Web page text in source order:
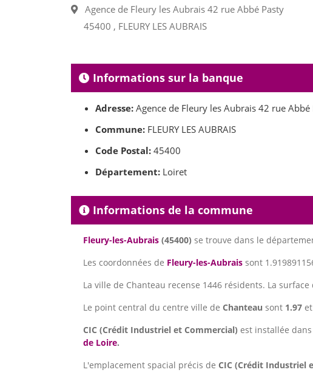
Agence de Fleury les Aubrais 42 rue Abbé Pasty
45400 , FLEURY LES AUBRAIS
Informations sur la banque
Adresse: Agence de Fleury les Aubrais 42 rue Abbé
Commune: FLEURY LES AUBRAIS
Code Postal: 45400
Département: Loiret
Informations de la commune
Fleury-les-Aubrais (45400) se trouve dans le
Les coordonnées de Fleury-les-Aubrais sont
La ville de Chanteau recense 1446 résidents. La
Le point central du centre ville de Chanteau sont 1.97
CIC (Crédit Industriel et Commercial) est installée
de Loire.
L'emplacement spacial précis de CIC (Crédit Industriel